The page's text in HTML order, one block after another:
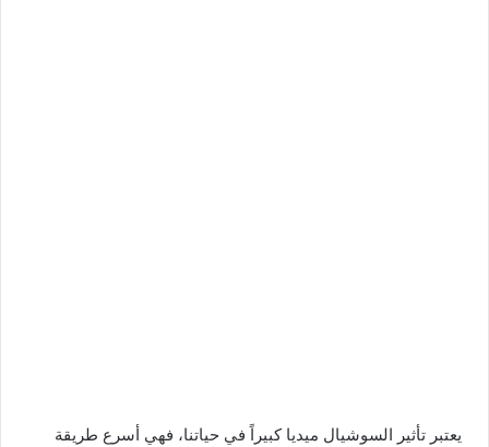
يعتبر تأثير السوشيال ميديا كبيراً في حياتنا، فهي أسرع طريقة